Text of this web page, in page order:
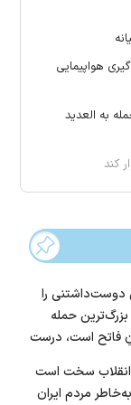
هواپیمایی
به العدید
دوست‌داشتنی را
حمله
فاتح است، درست
انقلاب سخت است
مردم ایران